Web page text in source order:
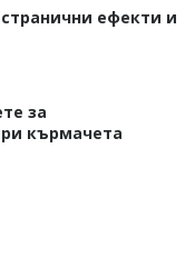
ефекти и
за
кърмачета